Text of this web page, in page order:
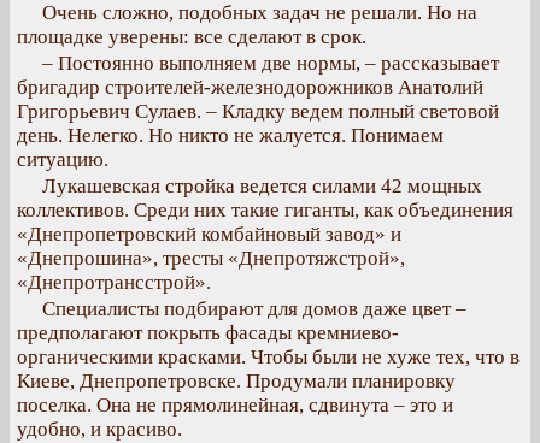
Очень сложно, подобных задач не решали. Но на
площадке уверены: все сделают в срок.
– Постоянно выполняем две нормы, – рассказывает
бригадир строителей-железнодорожников Анатолий
Григорьевич Сулаев. – Кладку ведем полный световой
день. Нелегко. Но никто не жалуется. Понимаем
ситуацию.
Лукашевская стройка ведется силами 42 мощных
коллективов. Среди них такие гиганты, как объединения
«Днепропетровский комбайновый завод» и
«Днепрошина», тресты «Днепротяжстрой»,
«Днепротрансстрой».
Специалисты подбирают для домов даже цвет –
предполагают покрыть фасады кремниево-
органическими красками. Чтобы были не хуже тех, что в
Киеве, Днепропетровске. Продумали планировку
поселка. Она не прямолинейная, сдвинута – это и
удобно, и красиво.